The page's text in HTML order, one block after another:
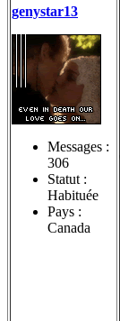
genystar13
Messages :
306
Statut :
Habituée
Pays :
Canada